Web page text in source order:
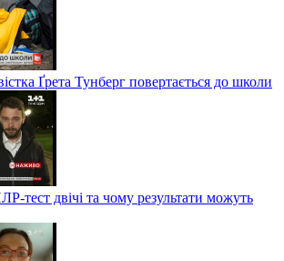
Ґрета Тунберг повертається до школи
тест двічі та чому результати можуть